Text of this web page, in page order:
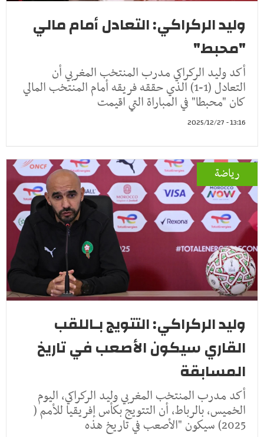
وليد الركراكي: التعادل أمام مالي
"محبط"
أكد وليد الركراكي مدرب المنتخب المغربي أن
التعادل (1-1) الذي حققه فريقه أمام المنتخب المالي
كان "محبطا" في المباراة التي اقيمت
13:16 - 2025/12/27
رياضة
وليد الركراكي: التتويج بـاللقب
القاري سيكون الأصعب في تاريخ
المسابقة
أكد مدرب المنتخب المغربي وليد الركراكي، اليوم
الخميس، بالرباط، أن التتويج بكأس إفريقيا للأمم (
2025) سيكون "الأصعب في تاريخ هذه